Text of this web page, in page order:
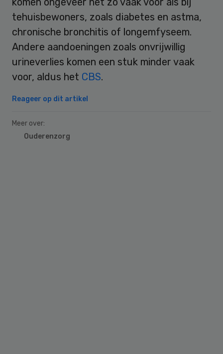
tehuisbewoners, zoals diabetes en astma,
chronische bronchitis of longemfyseem.
Andere aandoeningen zoals onvrijwillig
urineverlies komen een stuk minder vaak
voor, aldus het CBS.
Reageer op dit artikel
Meer over:
Ouderenzorg